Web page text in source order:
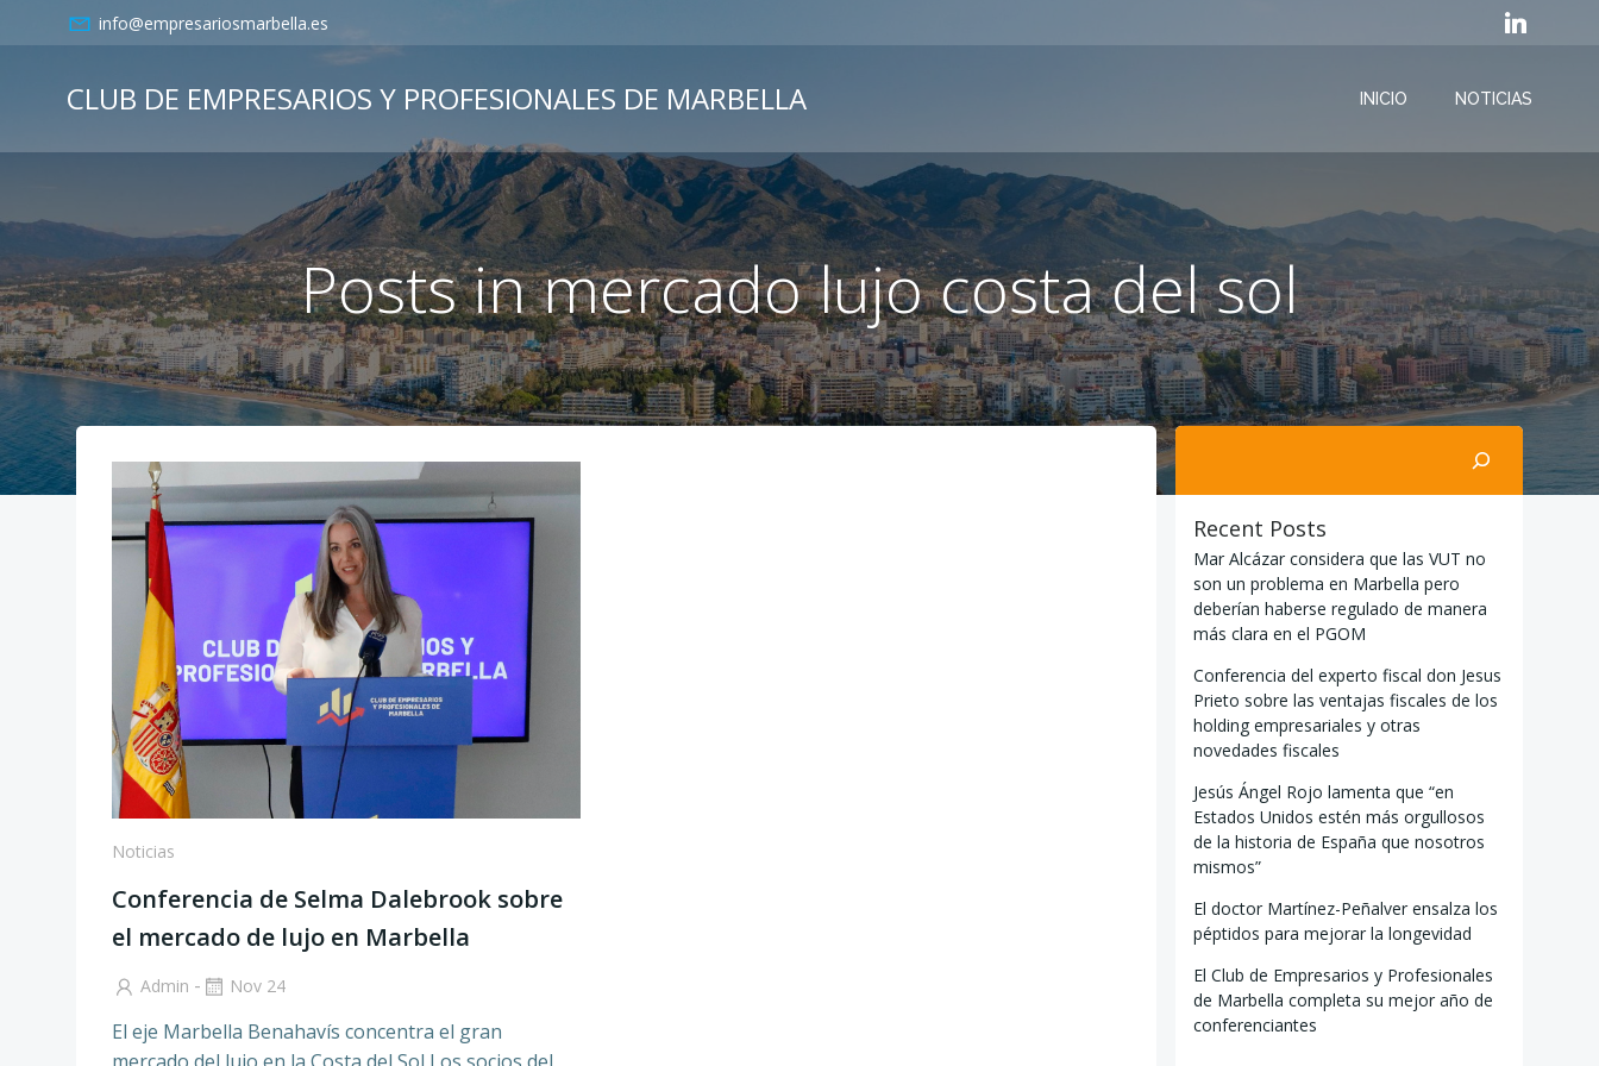
al
info@empresariosmarbella.es
CLUB DE EMPRESARIOS Y PROFESIONALES DE MARBELLA INICIO NOTICIAS
Posts in mercado lujo costa del sol
Noticias
Conferencia de Selma Dalebrook sobre
el mercado de lujo en Marbella
Admin - Nov 24
El eje Marbella Benahavís concentra el gran
Buscar
Recent Posts
Mar Alcázar considera que las VUT no
son un problema en Marbella pero
deberían haberse regulado de manera
más clara en el PGOM
Conferencia del experto fiscal don Jesus
Prieto sobre las ventajas fiscales de los
holding empresariales y otras
novedades fiscales
Jesús Ángel Rojo lamenta que “en
Estados Unidos estén más orgullosos
de la historia de España que nosotros
mismos”
El doctor Martínez-Peñalver ensalza los
péptidos para mejorar la longevidad
El Club de Empresarios y Profesionales
de Marbella completa su mejor año de
conferenciantes